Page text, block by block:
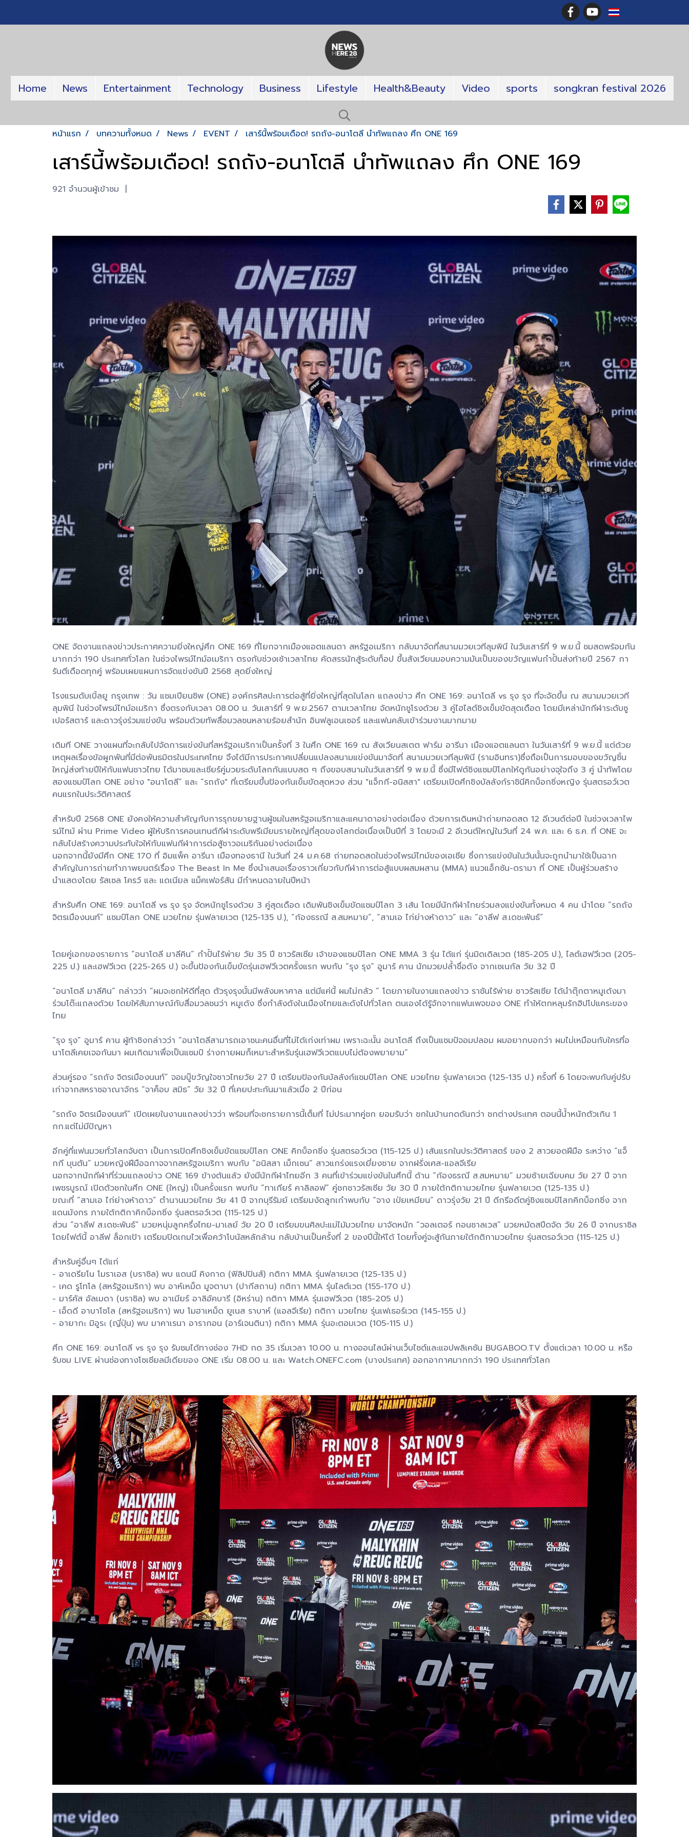
TH
Home News Entertainment Technology Business Lifestyle Health&Beauty Video sports songkran festival 2026
หน้าแรก บทความทั้งหมด News EVENT เสาร์นี้พร้อมเดือด! รถถัง-อนาโตลี นำทัพแถลง ศึก ONE 169
เสาร์นี้พร้อมเดือด! รถถัง-อนาโตลี นำทัพแถลง ศึก ONE 169
921 จำนวนผู้เข้าชม |
ONE จัดงานแถลงข่าวประกาศความยิ่งใหญ่ศึก ONE 169 ที่โยกจากเมืองแอตแลนตา สหรัฐอเมริกา กลับมาจัดที่สนามมวยเวทีลุมพินี ในวันเสาร์ที่ 9 พ.ย.นี้ ชมสดพร้อมกัน
มากกว่า 190 ประเทศทั่วโลก ในช่วงไพรม์ไทม์อเมริกา ตรงกับช่วงเช้าเวลาไทย คัดสรรนักสู้ระดับท็อป ขึ้นสังเวียนมอบความมันเป็นของขวัญแฟนกำปั้นส่งท้ายปี 2567 กา
รันตีเดือดทุกคู่ พร้อมเผยแผนการจัดแข่งขันปี 2568 สุดยิ่งใหญ่
โรงแรมดับเบิ้ลยู กรุงเทพ : วัน แชมเปียนชิพ (ONE) องค์กรศิลปะการต่อสู้ที่ยิ่งใหญ่ที่สุดในโลก แถลงข่าว ศึก ONE 169: อนาโตลี vs รุง รุง ที่จะจัดขึ้น ณ สนามมวยเวที
ลุมพินี ในช่วงไพรม์ไทม์อเมริกา ซึ่งตรงกับเวลา 08.00 น. วันเสาร์ที่ 9 พ.ย.2567 ตามเวลาไทย จัดหนักชูโรงด้วย 3 คู่ไฮไลต์ชิงเข็มขัดสุดเดือด โดยมีเหล่านักกีฬาระดับซู
เปอร์สตาร์ และดาวรุ่งร่วมแข่งขัน พร้อมด้วยทัพสื่อมวลชนหลายร้อยสำนัก อินฟลูเอนเซอร์ และแฟนคลับเข้าร่วมงานมากมาย
เดิมที ONE วางแผนที่จะกลับไปจัดการแข่งขันที่สหรัฐอเมริกาเป็นครั้งที่ 3 ในศึก ONE 169 ณ สังเวียนสเตต ฟาร์ม อารีนา เมืองแอตแลนตา ในวันเสาร์ที่ 9 พ.ย.นี้ แต่ด้วย
เหตุผลเรื่องข้อผูกพันที่มีต่อพันธมิตรในประเทศไทย จึงได้มีการประกาศเปลี่ยนแปลงสนามแข่งขันมาจัดที่ สนามมวยเวทีลุมพินี (รามอินทรา)ซึ่งถือเป็นการมอบของขวัญชิ้น
ใหญ่ส่งท้ายปีให้กับแฟนชาวไทย ได้มาชมและเชียร์คู่มวยระดับโลกกันแบบสด ๆ ถึงขอบสนามในวันเสาร์ที่ 9 พ.ย.นี้ ซึ่งมีไฟต์ชิงแชมป์โลกให้ดูกันอย่างจุใจถึง 3 คู่ นำทัพโดย
สองแชมป์โลก ONE อย่าง "อนาโตลี” และ “รถถัง" ที่เตรียมขึ้นป้องกันเข็มขัดสุดหวง ส่วน "แจ็กกี-อนิสสา" เตรียมเปิดศึกชิงบัลลังก์ราชินีคิกบ็อกซิ่งหญิง รุ่นสตรอว์เวต
คนแรกในประวัติศาสตร์
สำหรับปี 2568 ONE ยังคงให้ความสำคัญกับการรุกขยายฐานผู้ชมในสหรัฐอเมริกาและแคนาดาอย่างต่อเนื่อง ด้วยการเดินหน้าถ่ายทอดสด 12 อีเวนต์ต่อปี ในช่วงเวลาไพ
รม์ไทม์ ผ่าน Prime Video ผู้ให้บริการคอนเทนต์กีฬาระดับพรีเมียมรายใหญ่ที่สุดของโลกต่อเนื่องเป็นปีที่ 3 โดยจะมี 2 อีเวนต์ใหญ่ในวันที่ 24 พ.ค. และ 6 ธ.ค. ที่ ONE จะ
กลับไปสร้างความประทับใจให้กับแฟนกีฬาการต่อสู้ชาวอเมริกันอย่างต่อเนื่อง
นอกจากนี้ยังมีศึก ONE 170 ที่ อิมแพ็ค อารีนา เมืองทองธานี ในวันที่ 24 ม.ค.68 ถ่ายทอดสดในช่วงไพรม์ไทม์ของเอเชีย ซึ่งการแข่งขันในวันนั้นจะถูกนำมาใช้เป็นฉาก
สำคัญในการถ่ายทำภาพยนตร์เรื่อง The Beast In Me ซึ่งนำเสนอเรื่องราวเกี่ยวกับกีฬาการต่อสู้แบบผสมผสาน (MMA) แนวแอ็กชัน-ดรามา ที่ ONE เป็นผู้ร่วมสร้าง
นำแสดงโดย รัสเซล โครว์ และ แดเนียล แม็คเฟอร์สัน มีกำหนดฉายในปีหน้า
สำหรับศึก ONE 169: อนาโตลี vs รุง รุง จัดหนักชูโรงด้วย 3 คู่สุดเดือด เดิมพันชิงเข็มขัดแชมป์โลก 3 เส้น โดยมีนักกีฬาไทยร่วมลงแข่งขันทั้งหมด 4 คน นำโดย “รถถัง
จิตรเมืองนนท์” แชมป์โลก ONE มวยไทย รุ่นฟลายเวต (125-135 ป.), “ก้องธรณี ส.สมหมาย”, “สามเอ ไก่ย่างห้าดาว” และ “อาลีฟ ส.เดชะพันธ์”
โดยคู่เอกของรายการ “อนาโตลี มาลีคิน” กำปั้นไร้พ่าย วัย 35 ปี ชาวรัสเซีย เจ้าของแชมป์โลก ONE MMA 3 รุ่น ได้แก่ รุ่นมิดเดิลเวต (185-205 ป.), ไลต์เฮฟวีเวต (205-
225 ป.) และเฮฟวีเวต (225-265 ป.) จะขึ้นป้องกันเข็มขัดรุ่นเฮฟวีเวตครั้งแรก พบกับ “รุง รุง” อูมาร์ คาน นักมวยปล้ำชื่อดัง จากเซเนกัล วัย 32 ปี
“อนาโตลี มาลีคิน” กล่าวว่า “ผมจะชกให้ดีที่สุด ตัวรุงรุงนั้นมีพลังมหาศาล แต่มีแค่นี้ ผมไม่กลัว ” โดยภายในงานแถลงข่าว ราชันไร้พ่าย ชาวรัสเซีย ได้นำตุ๊กตาหมูเด้งมา
ร่วมโต๊ะแถลงด้วย โดยให้สัมภาษณ์กับสื่อมวลชนว่า หมูเด้ง ซึ่งกำลังดังในเมืองไทยและดังไปทั่วโลก ตนเองได้รู้จักจากแฟนเพจของ ONE ทำให้ตกหลุมรักฮิปโปแคระของ
ไทย
“รุง รุง” อูมาร์ คาน ผู้ท้าชิงกล่าวว่า “อนาโตลีสามารถเอาชนะคนอื่นที่ไม่ได้เก่งเท่าผม เพราะฉะนั้น อนาโตลี ถึงเป็นแชมป์จอมปลอม ผมอยากบอกว่า ผมไม่เหมือนกับใครที่อ
นาโตลีเคยเจอกันมา ผมเกิดมาเพื่อเป็นแชมป์ ร่างกายผมก็เหมาะสำหรับรุ่นเฮฟวีเวตแบบไม่ต้องพยายาม”
ส่วนคู่รอง “รถถัง จิตรเมืองนนท์” จอมบู๊ขวัญใจชาวไทยวัย 27 ปี เตรียมป้องกันบัลลังก์แชมป์โลก ONE มวยไทย รุ่นฟลายเวต (125-135 ป.) ครั้งที่ 6 โดยจะพบกับคู่ปรับ
เก่าจากสหราชอาณาจักร “จาค็อบ สมิธ” วัย 32 ปี ที่เคยปะทะกันมาแล้วเมื่อ 2 ปีก่อน
“รถถัง จิตรเมืองนนท์” เปิดเผยในงานแถลงข่าวว่า พร้อมที่จะชกรายการนี้เต็มที่ ไม่ประมาทคู่ชก ยอมรับว่า ชกในบ้านกดดันกว่า ชกต่างประเทศ ตอนนี้น้ำหนักตัวเกิน 1
กก.แต่ไม่มีปัญหา
อีกคู่ที่แฟนมวยทั่วโลกจับตา เป็นการเปิดศึกชิงเข็มขัดแชมป์โลก ONE คิกบ็อกซิ่ง รุ่นสตรอว์เวต (115-125 ป.) เส้นแรกในประวัติศาสตร์ ของ 2 สาวยอดฝีมือ ระหว่าง “แจ็
กกี บุนตัน” มวยหญิงฝีมือฉกาจจากสหรัฐอเมริกา พบกับ “อนิสสา เม็กเซน” สาวแกร่งแรงเยี่ยงชาย จากฝรั่งเศส-แอลจีเรีย
นอกจากนักกีฬาที่ร่วมแถลงข่าว ONE 169 ข้างต้นแล้ว ยังมีนักกีฬาไทยอีก 3 คนที่เข้าร่วมแข่งขันในศึกนี้ ด้าน “ก้องธรณี ส.สมหมาย” มวยซ้ายเฉียบคม วัย 27 ปี จาก
เพชรบูรณ์ เปิดตัวชกในศึก ONE (ใหญ่) เป็นครั้งแรก พบกับ “ทาเกียร์ คาลิลอฟ” คู่ชกชาวรัสเซีย วัย 30 ปี ภายใต้กติกามวยไทย รุ่นฟลายเวต (125-135 ป.)
ขณะที่ “สามเอ ไก่ย่างห้าดาว” ตำนานมวยไทย วัย 41 ปี จากบุรีรัมย์ เตรียมงัดลูกเก๋าพบกับ “จาง เป่ยเหมียน” ดาวรุ่งวัย 21 ปี ดีกรีอดีตคู่ชิงแชมป์โลกคิกบ็อกซิ่ง จาก
แดนมังกร ภายใต้กติกาคิกบ็อกซิ่ง รุ่นสตรอว์เวต (115-125 ป.)
ส่วน “อาลีฟ ส.เดชะพันธ์” มวยหนุ่มลูกครึ่งไทย-มาเลย์ วัย 20 ปี เตรียมขนศิลปะแม่ไม้มวยไทย มาจัดหนัก “วอลเตอร์ กอนซาลเวส” มวยหมัดสปีดจัด วัย 26 ปี จากบราซิล
โดยไฟต์นี้ อาลีฟ ล็อกเป้า เตรียมปิดเกมไวเพื่อคว้าโบนัสหลักล้าน กลับบ้านเป็นครั้งที่ 2 ของปีนี้ให้ได้ โดยทั้งคู่จะสู้กันภายใต้กติกามวยไทย รุ่นสตรอว์เวต (115-125 ป.)
สำหรับคู่อื่นๆ ได้แก่
- อาเดรียโน โมราเอส (บราซิล) พบ แดนนี คิงกาด (ฟิลิปปินส์) กติกา MMA รุ่นฟลายเวต (125-135 ป.)
- เคด รูโทโล (สหรัฐอเมริกา) พบ อาห์เหม็ด มูจตาบา (ปากีสถาน) กติกา MMA รุ่นไลต์เวต (155-170 ป.)
- มาร์คัส อัลเมดา (บราซิล) พบ อาเมียร์ อาลิอัคบารี (อิหร่าน) กติกา MMA รุ่นเฮฟวีเวต (185-205 ป.)
- เอ็ดดี อาบาโซโล (สหรัฐอเมริกา) พบ โมฮาเหม็ด ยูเนส ราบาห์ (แอลจีเรีย) กติกา มวยไทย รุ่นเฟเธอร์เวต (145-155 ป.)
- อายากะ มิอูระ (ญี่ปุ่น) พบ มาคาเรนา อารากอน (อาร์เจนตินา) กติกา MMA รุ่นอะตอมเวต (105-115 ป.)
ศึก ONE 169: อนาโตลี vs รุง รุง รับชมได้ทางช่อง 7HD กด 35 เริ่มเวลา 10.00 น. ทางออนไลน์ผ่านเว็บไซต์และแอปพลิเคชัน BUGABOO.TV ตั้งแต่เวลา 10.00 น. หรือ
รับชม LIVE ผ่านช่องทางโซเชียลมีเดียของ ONE เริ่ม 08.00 น. และ Watch.ONEFC.com (บางประเทศ) ออกอากาศมากกว่า 190 ประเทศทั่วโลก